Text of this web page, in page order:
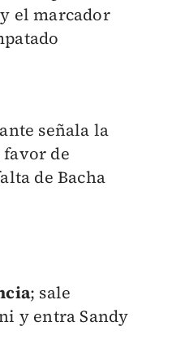
el marcador
señala la
de
de Bacha
; sale
y entra Sandy